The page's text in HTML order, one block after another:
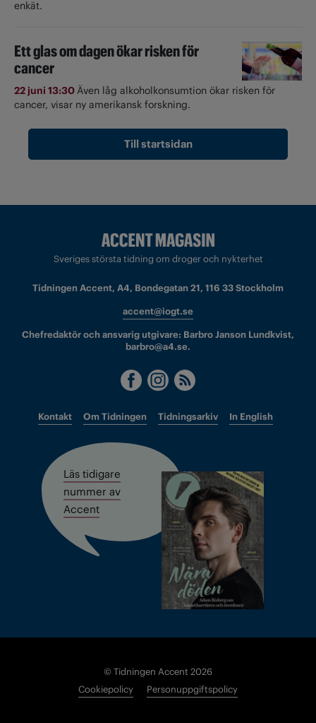
enkät.
Ett glas om dagen ökar risken för
cancer
22 juni 13:30 Även låg alkoholkonsumtion ökar risken för
cancer, visar ny amerikansk forskning.
Till startsidan
Sveriges största tidning om droger och nykterhet
Tidningen Accent, A4, Bondegatan 21, 116 33 Stockholm
accent@iogt.se
Chefredaktör och ansvarig utgivare: Barbro Janson Lundkvist,
barbro@a4.se.
Kontakt Om Tidningen Tidningsarkiv In English
Läs tidigare
nummer av
Accent
© Tidningen Accent 2026
Cookiepolicy
Personuppgiftspolicy